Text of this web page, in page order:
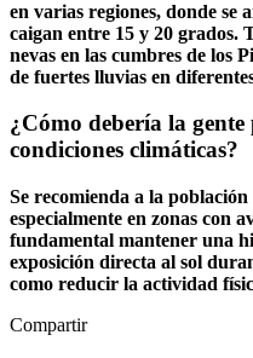
en varias regiones, donde se
caigan entre 15 y 20 grados.
nevas en las cumbres de los
de fuertes lluvias en
¿Cómo debería la
condiciones climáticas?
Se recomienda a la
especialmente en zonas con
fundamental mantener una
exposición directa al sol
como reducir la actividad
Compartir